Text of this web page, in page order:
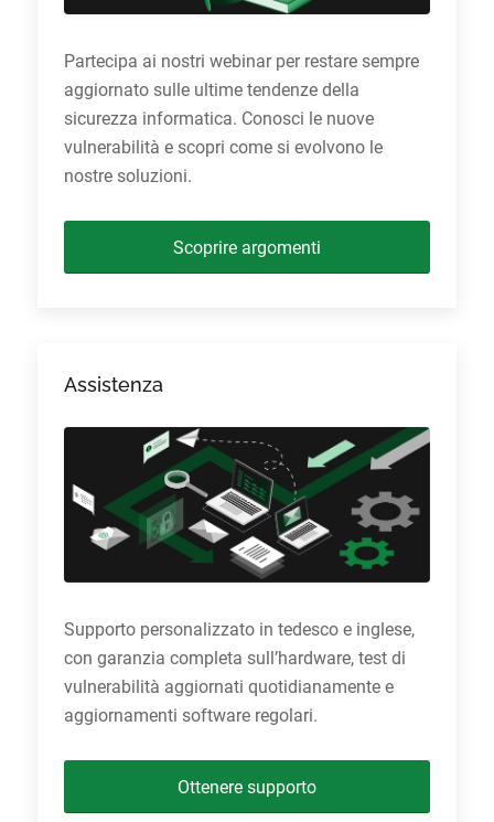
Partecipa ai nostri webinar per restare sempre
aggiornato sulle ultime tendenze della
sicurezza informatica. Conosci le nuove
vulnerabilità e scopri come si evolvono le
nostre soluzioni.
Scoprire argomenti
Assistenza
Supporto personalizzato in tedesco e inglese,
con garanzia completa sull’hardware, test di
vulnerabilità aggiornati quotidianamente e
aggiornamenti software regolari.
Ottenere supporto